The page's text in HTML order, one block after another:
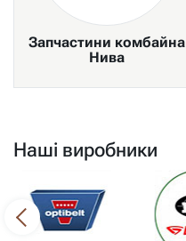
Запчастини комбайна
Нива
Наші виробники